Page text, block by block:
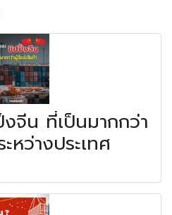
จีน ที่เป็นมากกว่า
หว่างประเทศ